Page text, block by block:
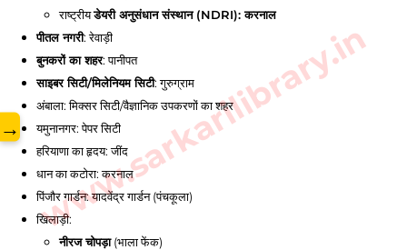
राष्ट्रीयडेयरी अनुसंधान संस्थान (NDRI): करनाल
पीतल नगरी: रेवाड़ी
बुनकरों का शहर: पानीपत
साइबर सिटी/मिलेनियम सिटी: गुरुग्राम
अंबाला: मिक्सर सिटी/वैज्ञानिक उपकरणों का शहर
यमुनानगर: पेपर सिटी
हरियाणाका हृदय: जींद
धान का कटोरा: करनाल
पिंजौर गार्डन: यादवेंद्र गार्डन (पंचकूला)
खिलाड़ी:
नीरज चोपड़ा(भाला फेंक)
www.sarkarilibrary.in
→